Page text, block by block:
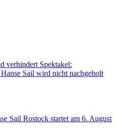
verhindert Spektakel:
Sail wird nicht nachgeholt
Sail Rostock startet am 6. August